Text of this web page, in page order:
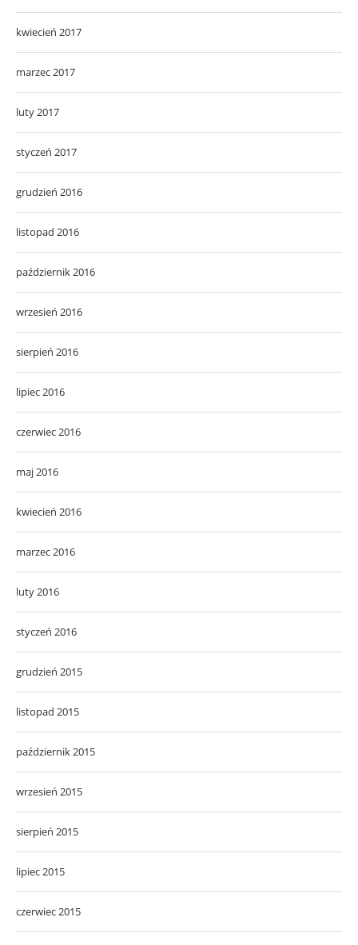
kwiecień 2017
marzec 2017
luty 2017
styczeń 2017
grudzień 2016
listopad 2016
październik 2016
wrzesień 2016
sierpień 2016
lipiec 2016
czerwiec 2016
maj 2016
kwiecień 2016
marzec 2016
luty 2016
styczeń 2016
grudzień 2015
listopad 2015
październik 2015
wrzesień 2015
sierpień 2015
lipiec 2015
czerwiec 2015